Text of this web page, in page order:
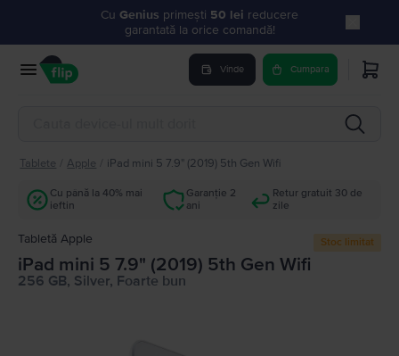
Cu Genius primești 50 lei reducere
garantată la orice comandă!
Vinde Cumpara
Tablete Apple iPad mini 5 7.9" (2019) 5th Gen Wifi
Cu până la 40% mai
ieftin
Garanție 2
ani
Retur gratuit 30 de
zile
Tabletă Apple Stoc limitat
iPad mini 5 7.9" (2019) 5th Gen Wifi
256 GB, Silver, Foarte bun